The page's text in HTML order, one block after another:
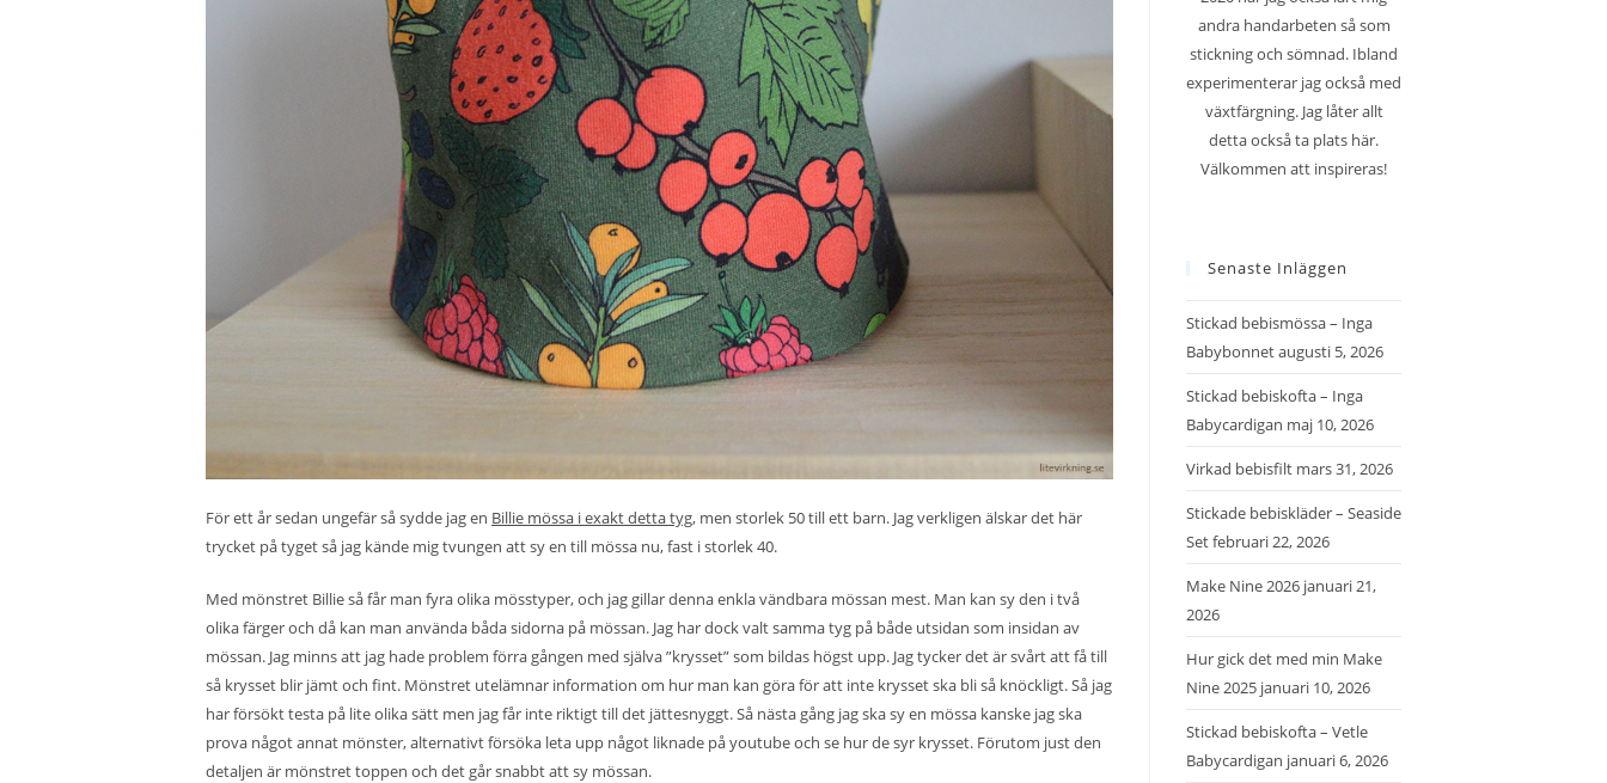
För ett år sedan ungefär så sydde jag en Billie mössa i exakt detta tyg, men storlek 50 till ett barn. Jag verkligen älskar det här
trycket på tyget så jag kände mig tvungen att sy en till mössa nu, fast i storlek 40.
Med mönstret Billie så får man fyra olika mösstyper, och jag gillar denna enkla vändbara mössan mest. Man kan sy den i två
olika färger och då kan man använda båda sidorna på mössan. Jag har dock valt samma tyg på både utsidan som insidan av
mössan. Jag minns att jag hade problem förra gången med själva ”krysset” som bildas högst upp. Jag tycker det är svårt att få till
så krysset blir jämt och fint. Mönstret utelämnar information om hur man kan göra för att inte krysset ska bli så knöckligt. Så jag
har försökt testa på lite olika sätt men jag får inte riktigt till det jättesnyggt. Så nästa gång jag ska sy en mössa kanske jag ska
prova något annat mönster, alternativt försöka leta upp något liknade på youtube och se hur de syr krysset. Förutom just den
detaljen är mönstret toppen och det går snabbt att sy mössan.
andra handarbeten så som
stickning och sömnad. Ibland
experimenterar jag också med
växtfärgning. Jag låter allt
detta också ta plats här.
Välkommen att inspireras!
Senaste Inläggen
Stickad bebismössa – Inga
Babybonnetaugusti 5, 2026
Stickad bebiskofta – Inga
Babycardigan maj 10, 2026
Virkad bebisfilt mars 31, 2026
Stickade bebiskläder – Seaside
Setfebruari 22, 2026
Make Nine 2026 januari 21,
2026
Hur gick det med min Make
Nine 2025 januari 10, 2026
Stickad bebiskofta – Vetle
Babycardigan januari 6, 2026